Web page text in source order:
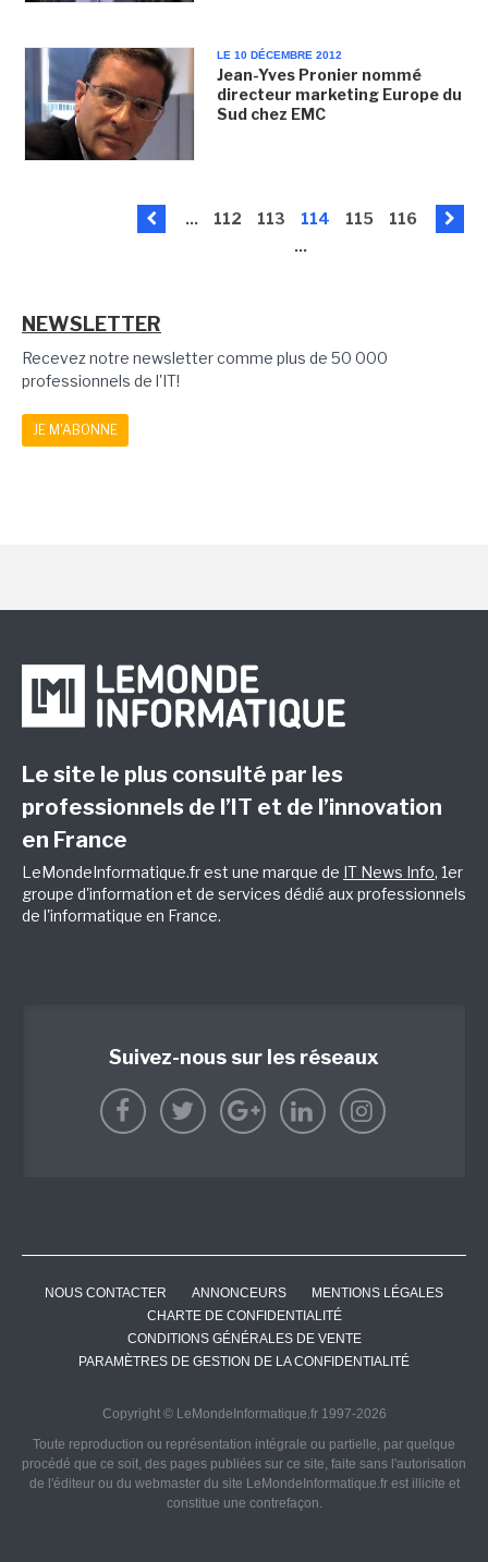
LE 10 DÉCEMBRE 2012
Jean-Yves Pronier nommé
directeur marketing Europe du
Sud chez EMC
... 112 113 114 115
116
...
NEWSLETTER
Recevez notre newsletter comme plus de 50 000
professionnels de l'IT!
JE M'ABONNE
Le site le plus consulté par les
professionnels de l’IT et de l’innovation
en France
LeMondeInformatique.fr est une marque de IT News Info, 1er
groupe d'information et de services dédié aux professionnels
de l'informatique en France.
Suivez-nous sur les réseaux
NOUS CONTACTER ANNONCEURS
MENTIONS LÉGALES
CHARTE DE CONFIDENTIALITÉ
CONDITIONS GÉNÉRALES DE VENTE
PARAMÈTRES DE GESTION DE LA CONFIDENTIALITÉ
Copyright © LeMondeInformatique.fr 1997-2026
Toute reproduction ou représentation intégrale ou partielle, par quelque
procédé que ce soit, des pages publiées sur ce site, faite sans l'autorisation
de l'éditeur ou du webmaster du site LeMondeInformatique.fr est illicite et
constitue une contrefaçon.